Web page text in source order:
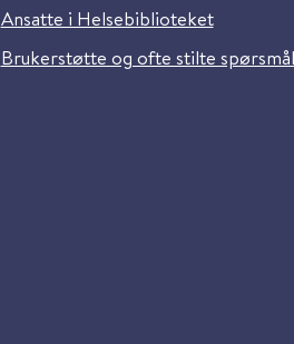
Ansatte i Helsebiblioteket
Brukerstøtte og ofte stilte spørsmål